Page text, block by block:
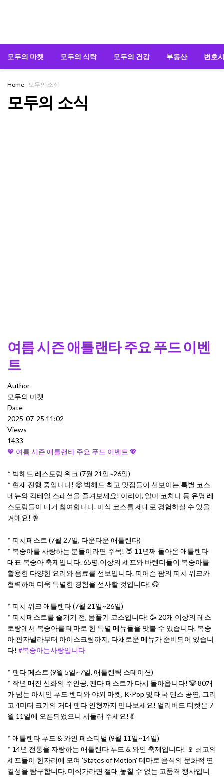
모두의 마켓 모두의 식탁 모두의 건강 부동산 변호
Home 모두의 소식
모두의 소식
여름 시즌 애틀랜타 주요 푸드 이벤
트
Author
모두의 마켓
Date
2025-07-25 11:02
Views
1433
💖 여름 시즌 애틀랜타 주요 푸드 이벤트 💖
* 벅헤드 레스토랑 위크 (7월 21일~26일)
* 현재 진행 중입니다! 🤑 벅헤드 최고 맛집들이 선보이는 특별 코스
메뉴와 칵테일 스페셜을 즐겨보세요! 아리아, 알마 코치나 등 유명 레
스토랑들이 대거 참여합니다. 미식 코스를 제대로 경험하실 수 있을
거예요! 🥂
* 피치페스트 (7월 27일, 다운타운 애틀랜타)
* 복숭아를 사랑하는 분들이라면 주목! 🍑 11년째 돌아온 애틀랜타
대표 복숭아 축제입니다. 65명 이상의 셰프와 바텐더들이 복숭아를
활용한 다양한 요리와 음료를 선보입니다. 피어슨 팜의 피치 위크와
협력하여 더욱 특별한 경험을 선사할 것입니다! 😋
* 피치 위크 애틀랜타 (7월 21일~26일)
* 피치페스트를 즐기기 전, 몸풀기 코스입니다! 🥳 20개 이상의 레스
토랑에서 복숭아를 테마로 한 특별 메뉴들을 맛볼 수 있습니다. 복숭
아 판자넬라부터 아이스크림까지, 다채로운 메뉴가 준비되어 있습니
다! #복숭아는사랑입니다
* 팬다 페스트 (9월 5일~7일, 애틀랜틱 스테이션)
* 작년 매진 신화의 주인공, 팬다 페스트가 다시 돌아옵니다! 🐼 80개
가 넘는 아시안 푸드 벤더와 야외 마켓, K-Pop 및 태국 댄스 공연, 그리
고 4미터 크기의 거대 팬다 인형까지 만나보세요! 얼리버드 티켓은 7
월 11일에 오픈되었으니 서둘러 주세요! 💃
* 애틀랜타 푸드 & 와인 페스티벌 (9월 11일~14일)
* 14년 전통을 자랑하는 애틀랜타 푸드 & 와인 축제입니다! 🍷 최고의
셰프들이 한자리에 모여 'States of Motion' 테마로 음식의 문화적 연
결성을 탐구합니다. 미식가라면 절대 놓칠 수 없는 고품격 행사입니